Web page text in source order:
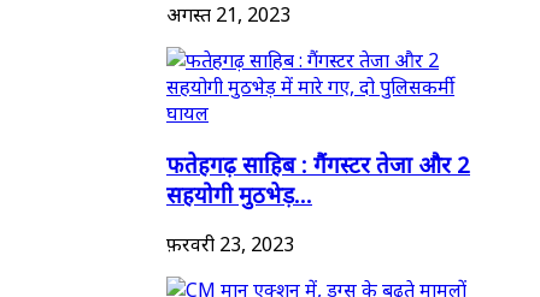
अगस्त 21, 2023
फतेहगढ़ साहिब : गैंगस्टर तेजा और 2
सहयोगी मुठभेड़...
फ़रवरी 23, 2023